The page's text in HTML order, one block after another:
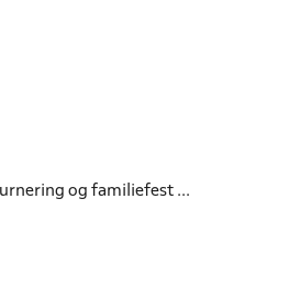
og familiefest ...